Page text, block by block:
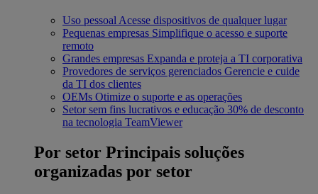
Uso pessoal Acesse dispositivos de qualquer lugar
Pequenas empresas Simplifique o acesso e suporte
remoto
Grandes empresas Expanda e proteja a TI corporativa
Provedores de serviços gerenciados Gerencie e cuide
da TI dos clientes
OEMs Otimize o suporte e as operações
Setor sem fins lucrativos e educação 30% de desconto
na tecnologia TeamViewer
Por setor Principais soluções
organizadas por setor